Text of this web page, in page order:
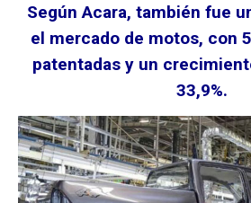
Según Acara, también fue
el mercado de motos, con
patentadas y un
33,9%.